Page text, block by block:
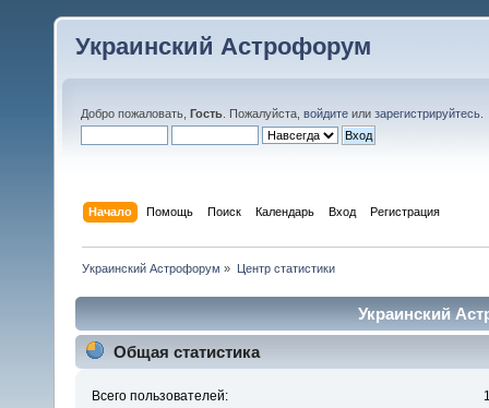
Украинский Астрофорум
Добро пожаловать, Гость . Пожалуйста, войдите или зарегистрируйтесь
Начало Помощь Поиск Календарь Вход Регистрация
Украинский Астрофорум » Центр статистики
Украинский
Общая статистика
Всего пользователей: